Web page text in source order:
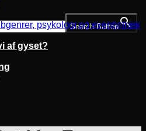
Search Button
psykologi og eventyrtræk
af gyset?